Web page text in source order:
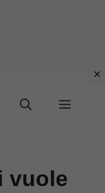
Menu
vuole